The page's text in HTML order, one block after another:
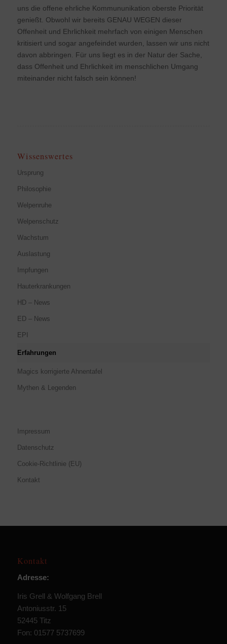
uns die offene ehrliche Kommununikation oberste Priorität
genießt. Obwohl wir bereits GENAU WEGEN dieser
Offenheit und Ehrlichkeit mehrfach von einigen Menschen
kritisiert und sogar angefeindet wurden, lassen wir uns nicht
davon abbringen. Für uns liegt es in der Natur der Sache,
dass Offenheit und Ehrlichkeit im menschlichen Umgang
miteinander nicht falsch sein können!
Wissenswertes
Ursprung
Philosophie
Welpenruhe
Welpenschutz
Wachstum
Auslastung
Impfungen
Hauterkrankungen
HD – News
ED – News
EPI
Erfahrungen
Magics korrigierte Ahnentafel
Mythen & Legenden
Impressum
Datenschutz
Cookie-Richtlinie (EU)
Kontakt
Kontakt
Adresse:
Iris Grell & Wolfgang Brell
Antoniusstr. 15
52445 Titz
Fon: 01577 5737699